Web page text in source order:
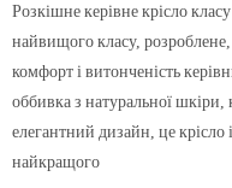
Розкішне керівне крісло
найвищого класу,
комфорт і витонченість
оббивка з натуральної шкіри,
елегантний дизайн, це крісло
найкращого